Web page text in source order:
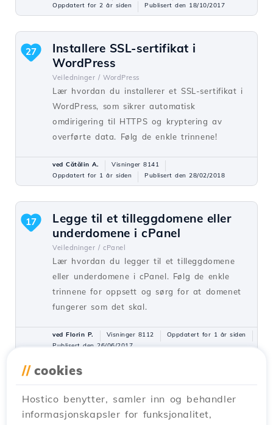
Oppdatert for 2 år siden
Publisert den 18/10/2017
Installere SSL-sertifikat i
WordPress
Veiledninger / WordPress
Lær hvordan du installerer et SSL-sertifikat i
WordPress, som sikrer automatisk
omdirigering til HTTPS og kryptering av
overførte data. Følg de enkle trinnene!
27
ved Cătălin A.
Visninger 8141
Oppdatert for 1 år siden
Publisert den 28/02/2018
Legge til et tilleggdomene eller
underdomene i cPanel
Veiledninger / cPanel
Lær hvordan du legger til et tilleggdomene
eller underdomene i cPanel. Følg de enkle
trinnene for oppsett og sørg for at domenet
fungerer som det skal.
17
ved Florin P. Visninger 8112
Oppdatert for 1 år siden
Publisert den 26/06/2017
hjelp av cPanel Softaculous-
pluginen
// cookies
Hostico benytter, samler inn og behandler
informasjonskapsler for funksjonalitet,